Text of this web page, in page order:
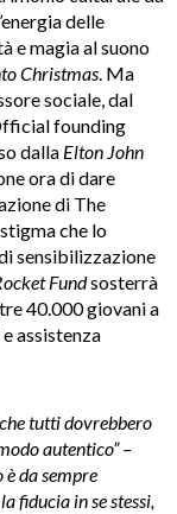
delle
e magia al suono
Christmas. Ma
sociale, dal
founding
dalla Elton John
ora di dare
di The
che lo
sensibilizzazione
Fundsosterrà
40.000 giovani a
assistenza
tutti dovrebbero
autentico” –
è da sempre
fiducia in se stessi,